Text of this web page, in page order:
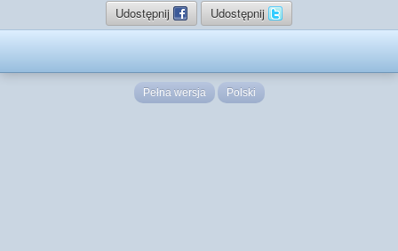
Udostępnij Udostępnij
Pełna wersja Polski